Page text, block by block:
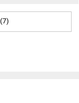
(7)